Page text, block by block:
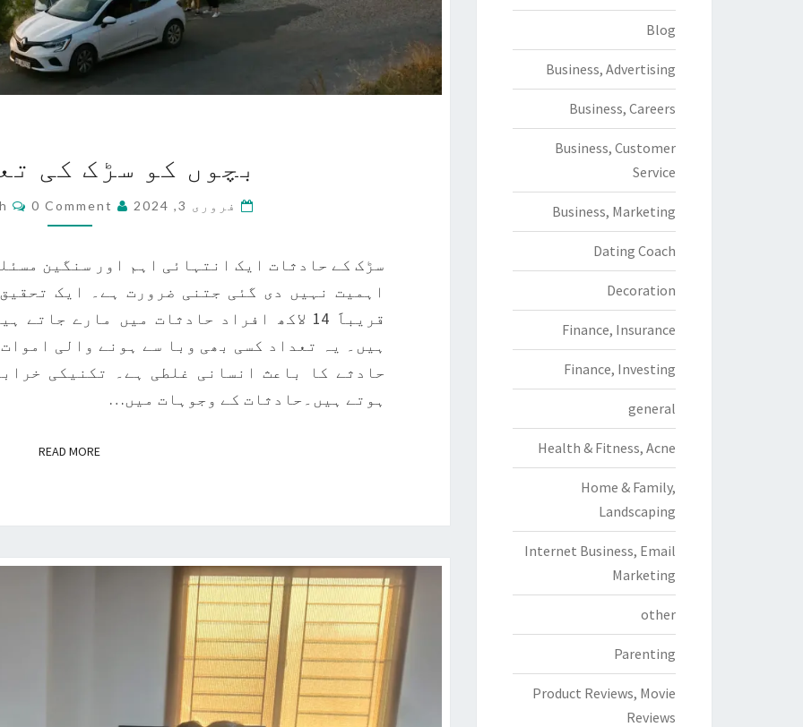
کو
سڑک
کی
دیں
بچوں کو سڑک کی
فروری 3, 2024 0 Comment
سڑک کے حادثات ایک انتہائی اہم اور سنگین
اہمیت نہیں دی گئی جتنی ضرورت ہے۔ ایک
ہیں۔ یہ تعداد کسی بھی وبا سے ہونے والی
حادثے کا باعث انسانی غلطی ہے۔ تکنیکی
ہوتے ہیں۔حادثات کے وجوہات میں…
READ MORE
MORE
Blog
Business, Advertising
Business, Careers
Business, Customer
Service
Business, Marketing
Dating Coach
Decoration
Finance, Insurance
Finance, Investing
general
Health & Fitness, Acne
Home & Family,
Landscaping
Internet Business, Email
Marketing
other
Parenting
Product Reviews, Movie
Reviews